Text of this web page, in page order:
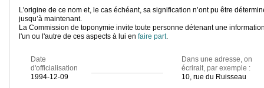
L'origine de ce nom et, le cas échéant, sa signification n’ont pu être
jusqu’à maintenant.
La Commission de toponymie invite toute personne détenant une
l'un ou l'autre de ces aspects à lui en faire part.
Date
d'officialisation
1994-12-09
Dans une adresse, on
écrirait, par exemple :
10, rue du Ruisseau